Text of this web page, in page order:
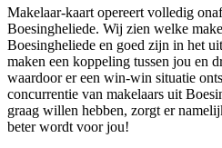
Makelaar-kaart opereert volledig
Boesingheliede. Wij zien welke
Boesingheliede en goed zijn in het
maken een koppeling tussen jou en
waardoor er een win-win situatie
concurrentie van makelaars uit
graag willen hebben, zorgt er
beter wordt voor jou!